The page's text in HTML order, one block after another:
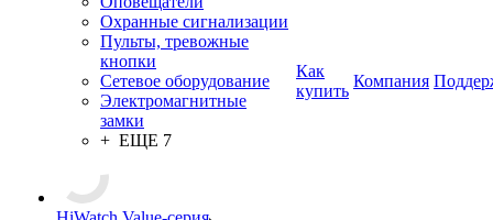
Охранные сигнализации
Пульты, тревожные
кнопки
Сетевое оборудование
Электромагнитные
замки
+ ЕЩЕ 7
Как
купить
Компания